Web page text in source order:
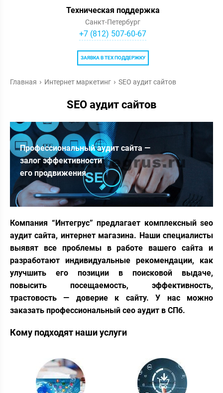
Техническая поддержка
Санкт-Петербург
+7 (812) 507-60-67
ЗАЯВКА В ТЕХ ПОДДЕРЖКУ
Главная Интернет маркетинг SEO аудит сайтов
SEO аудит сайтов
Профессиональный аудит сайта —
залог эффективности
его продвижения
Компания “Интегрус” предлагает комплексный seo
аудит сайта, интернет магазина. Наши специалисты
выявят все проблемы в работе вашего сайта и
разработают индивидуальные рекомендации, как
улучшить его позиции в поисковой выдаче,
повысить посещаемость, эффективность,
трастовость — доверие к сайту. У нас можно
заказать профессиональный сео аудит в СПб.
Кому подходят наши услуги